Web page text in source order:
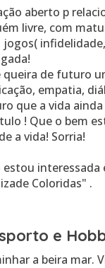
aberto p
livre, com
jogos(
queira de futuro
empatia,
que a vida
! Que o bem
a vida! Sorria!
estou interessada
e
a beira mar.